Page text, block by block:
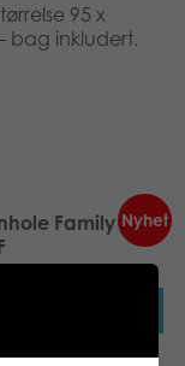
95 x
bag inkludert.
Nyhet
Family FSC